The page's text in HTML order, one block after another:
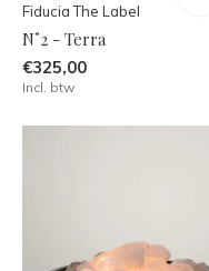
Fiducia The Label
N˚2 - Terra
€325,00
Incl. btw